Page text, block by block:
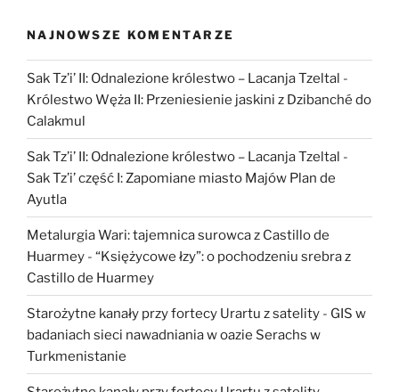
NAJNOWSZE KOMENTARZE
Sak Tz’i’ II: Odnalezione królestwo – Lacanja Tzeltal -
Królestwo Węża II: Przeniesienie jaskini z Dzibanché do
Calakmul
Sak Tz’i’ II: Odnalezione królestwo – Lacanja Tzeltal -
Sak Tz’i’ część I: Zapomiane miasto Majów Plan de
Ayutla
Metalurgia Wari: tajemnica surowca z Castillo de
Huarmey - “Księżycowe łzy”: o pochodzeniu srebra z
Castillo de Huarmey
Starożytne kanały przy fortecy Urartu z satelity - GIS w
badaniach sieci nawadniania w oazie Serachs w
Turkmenistanie